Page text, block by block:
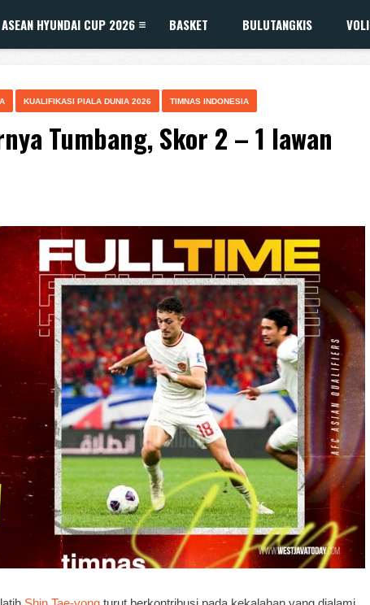
ASEAN HYUNDAI CUP 2026 BASKET BULUTANGKIS VOLI
KUALIFIKASI PIALA DUNIA 2026 TIMNAS INDONESIA
Tumbang, Skor 2 – 1 lawan